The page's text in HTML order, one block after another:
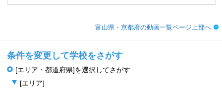
富山県・京都府の動画一覧ページ上部へ
条件を変更して学校をさがす
[エリア・都道府県]を選択してさがす
[エリア]